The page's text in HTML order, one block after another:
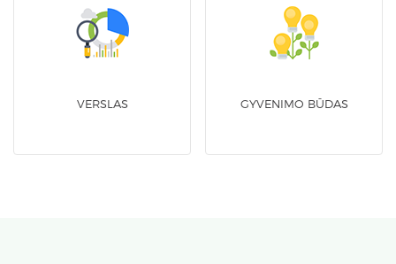
VERSLAS GYVENIMO BŪDAS